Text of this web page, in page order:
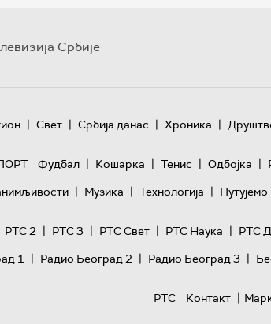
Србије
| Свет | Србија данас | Хроника |
Фудбал | Кошарка | Тенис | Одбојка |
| Музика | Технологијa | Путујемо
РТС 2 | РТС 3 | РТС Свет | РТС Наука | РТС
1 | Радио Београд 2 | Радио Београд 3 |
РТС
Контакт |